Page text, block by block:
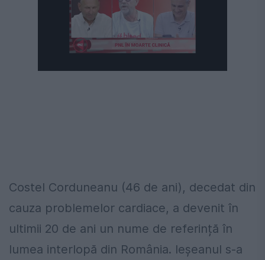
Costel Corduneanu (46 de ani), decedat din
cauza problemelor cardiace, a devenit în
ultimii 20 de ani un nume de referință în
lumea interlopă din România. Ieșeanul s-a